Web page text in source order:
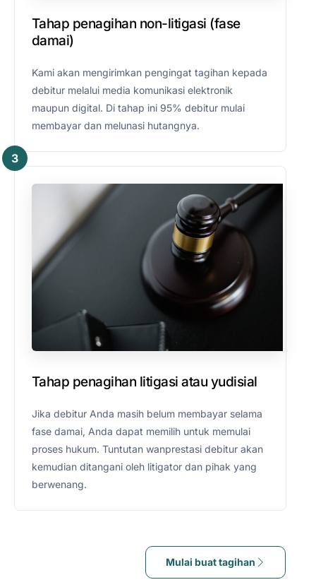
Tahap penagihan non-litigasi (fase
damai)
Kami akan mengirimkan pengingat tagihan kepada
debitur melalui media komunikasi elektronik
maupun digital. Di tahap ini 95% debitur mulai
membayar dan melunasi hutangnya.
3
Tahap penagihan litigasi atau yudisial
Jika debitur Anda masih belum membayar selama
fase damai, Anda dapat memilih untuk memulai
proses hukum. Tuntutan wanprestasi debitur akan
kemudian ditangani oleh litigator dan pihak yang
berwenang.
Mulai buat tagihan